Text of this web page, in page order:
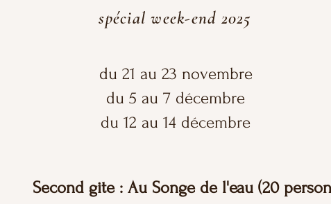
spécial week-end 2025
du 21 au 23 novembre
du 5 au 7 décembre
du 12 au 14 décembre
Second gite : Au Songe de l'eau (20